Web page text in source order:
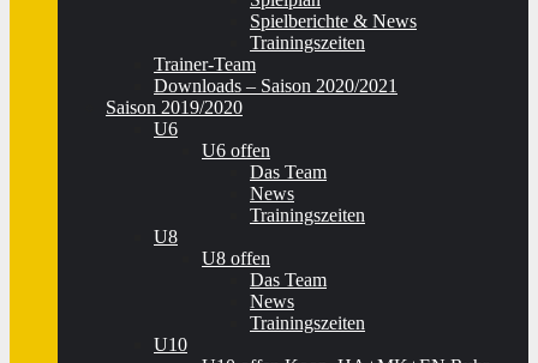
Spielberichte & News
Trainingszeiten
Trainer-Team
Downloads – Saison 2020/2021
Saison 2019/2020
U6
U6 offen
Das Team
News
Trainingszeiten
U8
U8 offen
Das Team
News
Trainingszeiten
U10